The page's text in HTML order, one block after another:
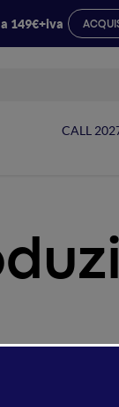
149€+iva
CALL